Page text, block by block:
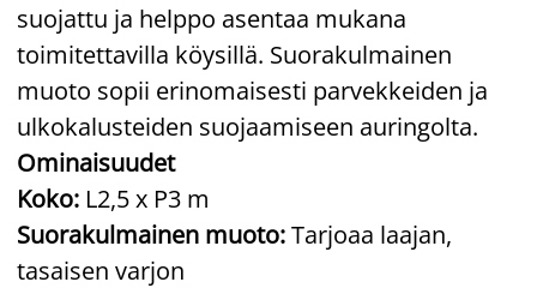
suojattu ja helppo asentaa mukana
toimitettavilla köysillä. Suorakulmainen
muoto sopii erinomaisesti parvekkeiden ja
ulkokalusteiden suojaamiseen auringolta.
Ominaisuudet
Koko: L2,5 x P3 m
Suorakulmainen muoto:Tarjoaa laajan,
tasaisen varjon